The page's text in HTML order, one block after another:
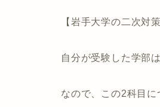
【岩手大学の二次対
自分が受験した学部
なので、この2科目に